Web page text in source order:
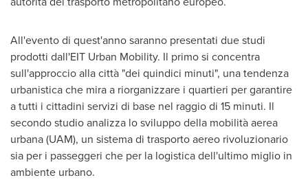
All'evento di quest'anno saranno presentati due studi
prodotti dall'EIT Urban Mobility. Il primo si concentra
sull'approccio alla città "dei quindici minuti", una tendenza
urbanistica che mira a riorganizzare i quartieri per garantire
a tutti i cittadini servizi di base nel raggio di 15 minuti. Il
secondo studio analizza lo sviluppo della mobilità aerea
urbana (UAM), un sistema di trasporto aereo rivoluzionario
sia per i passeggeri che per la logistica dell'ultimo miglio in
ambiente urbano.